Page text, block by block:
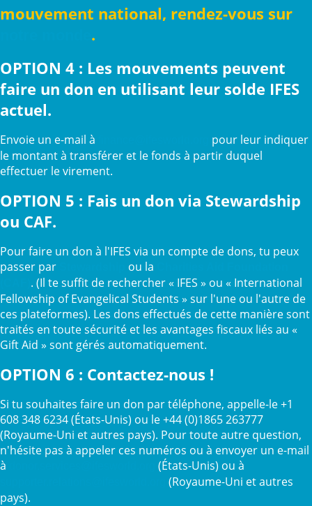
mouvement national, rendez-vous sur
.
OPTION 4 : Les mouvements peuvent
faire un don en utilisant leur solde IFES
actuel.
Envoie un e-mail à
pour leur indiquer
le montant à transférer et le fonds à partir duquel
effectuer le virement.
OPTION 5 : Fais un don via Stewardship
ou CAF.
Pour faire un don à l'IFES via un compte de dons, tu peux
passer par
ou la
. (Il te suffit de rechercher « IFES » ou « International
Fellowship of Evangelical Students » sur l'une ou l'autre de
ces plateformes). Les dons effectués de cette manière sont
traités en toute sécurité et les avantages fiscaux liés au «
Gift Aid » sont gérés automatiquement.
OPTION 6 : Contactez-nous !
Si tu souhaites faire un don par téléphone, appelle-le +1
608 348 6234 (États-Unis) ou le +44 (0)1865 263777
(Royaume-Uni et autres pays). Pour toute autre question,
n'hésite pas à appeler ces numéros ou à envoyer un e-mail
à
(États-Unis) ou à
(Royaume-Uni et autres
pays).